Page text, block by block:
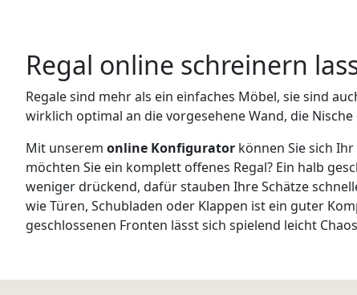
Regal online schreinern
Regale sind mehr als ein einfaches Möbel, sie sind
wirklich optimal an die vorgesehene Wand, die
Mit unserem online Konfigurator können Sie sich
möchten Sie ein komplett offenes Regal? Ein halb
weniger drückend, dafür stauben Ihre Schätze
wie Türen, Schubladen oder Klappen ist ein guter
geschlossenen Fronten lässt sich spielend leicht